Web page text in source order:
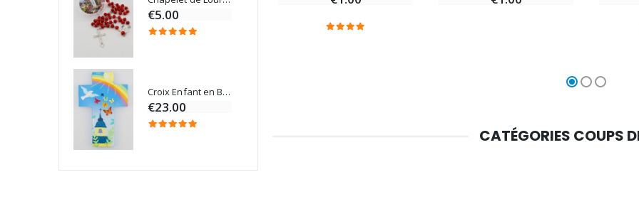
€5.00
Croix Enfant en Bois Eglise Papillons et Arc-en-ciel 15 cm
€23.00
Croix Enfant en Bois Eglise Papillons et Arc-en-ciel 15 cm
CATÉGORIES COUPS